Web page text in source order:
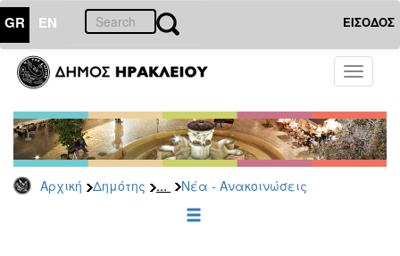
GR EN ΕΙΣΟΔΟΣ
Toggle
Αρχική Δημότης ... Νέα - Ανακοινώσεις
ΔΗΜΟΤΗΣ
Πολιτική
Νέα
-
Ανακοινώσεις